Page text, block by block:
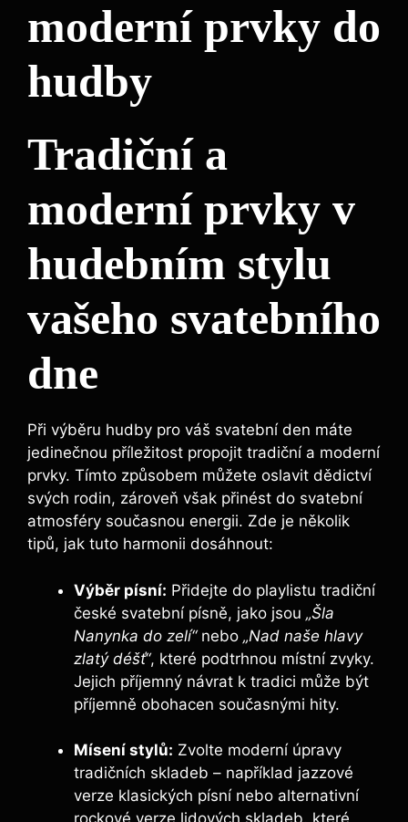
moderní prvky do
hudby
Tradiční a
moderní prvky v
hudebním stylu
vašeho svatebního
dne
Při výběru hudby pro váš svatební den máte
jedinečnou příležitost propojit tradiční a moderní
prvky. Tímto způsobem můžete oslavit dědictví
svých rodin, zároveň však přinést do svatební
atmosféry současnou energii. Zde je několik
tipů, jak tuto harmonii dosáhnout:
Výběr písní: Přidejte do playlistu tradiční
české svatební písně, jako jsou „Šla
Nanynka do zelí“nebo „Nad naše hlavy
zlatý déšť“, které podtrhnou místní zvyky.
Jejich příjemný návrat k tradici může být
příjemně obohacen současnými hity.
Mísení stylů: Zvolte moderní úpravy
tradičních skladeb – například jazzové
verze klasických písní nebo alternativní